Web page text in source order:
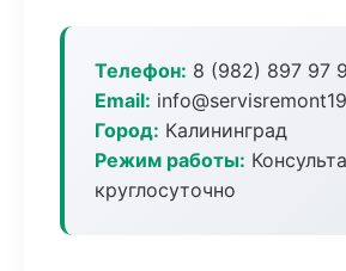
Телефон: 8 (982) 897 97
Email:
Город: Калининград
Режим работы:
круглосуточно